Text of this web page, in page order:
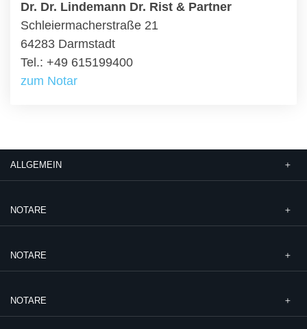
Dr. Dr. Lindemann Dr. Rist & Partner
Schleiermacherstraße 21
64283 Darmstadt
Tel.: +49 615199400
zum Notar
ALLGEMEIN
NOTARE
NOTARE
NOTARE